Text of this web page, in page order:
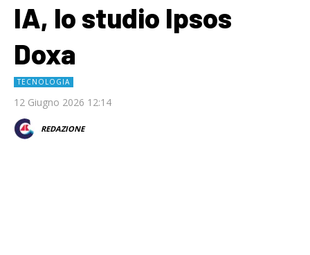
IA, lo studio Ipsos
Doxa
TECNOLOGIA
12 Giugno 2026 12:14
REDAZIONE